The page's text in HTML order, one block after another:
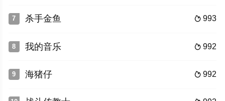
7  993
杀手金鱼
8  992
我的音乐
9  992
海猪仔